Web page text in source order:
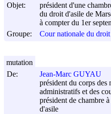
Objet:
président d'une
du droit d'asile de
à compter du 1er
Groupe:
Cour nationale du
De:
Jean-Marc GUYAU
président du corps des
administratifs et des
président de chambre
d'asile
mutation